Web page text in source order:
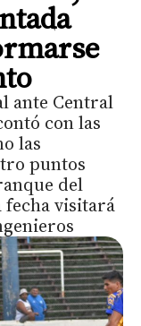
ante Central
con las
las
puntos
del
visitará